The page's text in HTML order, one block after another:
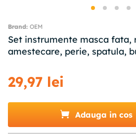
OEM
Set instrumente masca fata,
amestecare, perie, spatula,
29,97 lei
Adauga in cos